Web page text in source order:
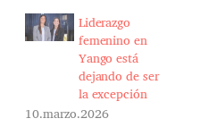
Liderazgo
femenino en
Yango está
dejando de ser
la excepción
10.marzo.2026